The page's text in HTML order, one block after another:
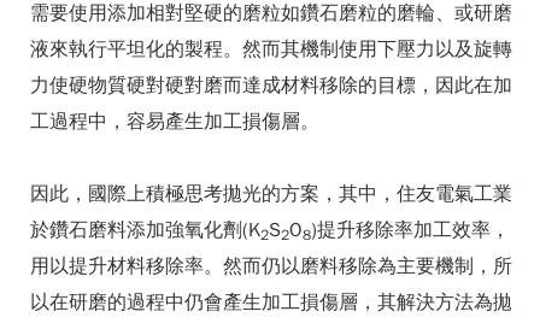
需要使用添加相對堅硬的磨粒如鑽石磨粒的磨輪、或研磨
液來執行平坦化的製程。然而其機制使用下壓力以及旋轉
力使硬物質硬對硬對磨而達成材料移除的目標，因此在加
工過程中，容易產生加工損傷層。
因此，國際上積極思考拋光的方案，其中，住友電氣工業
於鑽石磨料添加強氧化劑(K2S2O8)提升移除率加工效率，
用以提升材料移除率。然而仍以磨料移除為主要機制，所
以在研磨的過程中仍會產生加工損傷層，其解決方法為拋